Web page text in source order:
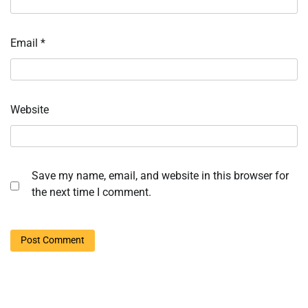
Email *
Website
Save my name, email, and website in this browser for
the next time I comment.